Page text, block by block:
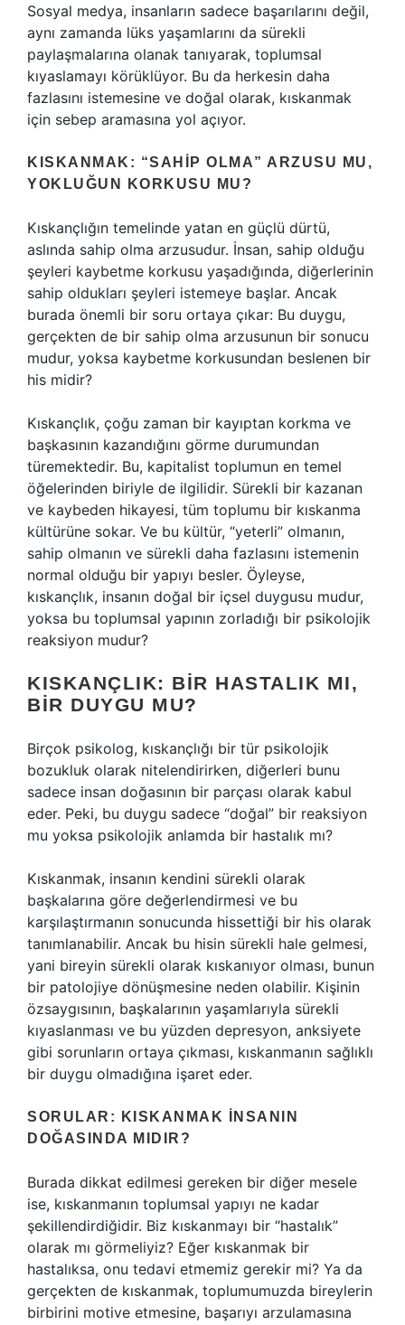
Sosyal medya, insanların sadece başarılarını değil,
aynı zamanda lüks yaşamlarını da sürekli
paylaşmalarına olanak tanıyarak, toplumsal
kıyaslamayı körüklüyor. Bu da herkesin daha
fazlasını istemesine ve doğal olarak, kıskanmak
için sebep aramasına yol açıyor.
KISKANMAK: “SAHIP OLMA” ARZUSU MU,
YOKLUĞUN KORKUSU MU?
Kıskançlığın temelinde yatan en güçlü dürtü,
aslında sahip olma arzusudur. İnsan, sahip olduğu
şeyleri kaybetme korkusu yaşadığında, diğerlerinin
sahip oldukları şeyleri istemeye başlar. Ancak
burada önemli bir soru ortaya çıkar: Bu duygu,
gerçekten de bir sahip olma arzusunun bir sonucu
mudur, yoksa kaybetme korkusundan beslenen bir
his midir?
Kıskançlık, çoğu zaman bir kayıptan korkma ve
başkasının kazandığını görme durumundan
türemektedir. Bu, kapitalist toplumun en temel
öğelerinden biriyle de ilgilidir. Sürekli bir kazanan
ve kaybeden hikayesi, tüm toplumu bir kıskanma
kültürüne sokar. Ve bu kültür, “yeterli” olmanın,
sahip olmanın ve sürekli daha fazlasını istemenin
normal olduğu bir yapıyı besler. Öyleyse,
kıskançlık, insanın doğal bir içsel duygusu mudur,
yoksa bu toplumsal yapının zorladığı bir psikolojik
reaksiyon mudur?
KISKANÇLIK: BIR HASTALIK MI,
BIR DUYGU MU?
Birçok psikolog, kıskançlığı bir tür psikolojik
bozukluk olarak nitelendirirken, diğerleri bunu
sadece insan doğasının bir parçası olarak kabul
eder. Peki, bu duygu sadece “doğal” bir reaksiyon
mu yoksa psikolojik anlamda bir hastalık mı?
Kıskanmak, insanın kendini sürekli olarak
başkalarına göre değerlendirmesi ve bu
karşılaştırmanın sonucunda hissettiği bir his olarak
tanımlanabilir. Ancak bu hisin sürekli hale gelmesi,
yani bireyin sürekli olarak kıskanıyor olması, bunun
bir patolojiye dönüşmesine neden olabilir. Kişinin
özsaygısının, başkalarının yaşamlarıyla sürekli
kıyaslanması ve bu yüzden depresyon, anksiyete
gibi sorunların ortaya çıkması, kıskanmanın sağlıklı
bir duygu olmadığına işaret eder.
SORULAR: KISKANMAK İNSANIN
DOĞASINDA MIDIR?
Burada dikkat edilmesi gereken bir diğer mesele
ise, kıskanmanın toplumsal yapıyı ne kadar
şekillendirdiğidir. Biz kıskanmayı bir “hastalık”
olarak mı görmeliyiz? Eğer kıskanmak bir
hastalıksa, onu tedavi etmemiz gerekir mi? Ya da
gerçekten de kıskanmak, toplumumuzda bireylerin
birbirini motive etmesine, başarıyı arzulamasına